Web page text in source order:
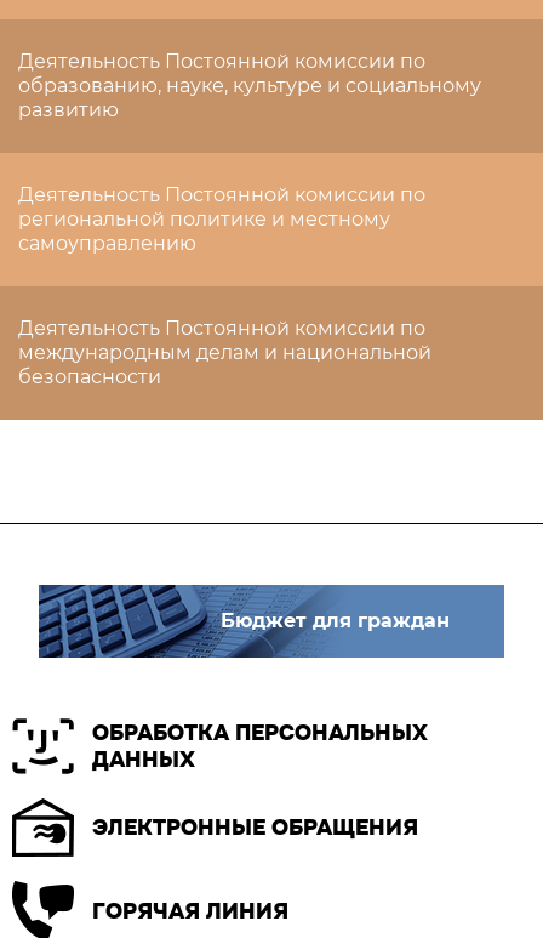
Деятельность Постоянной комиссии по
образованию, науке, культуре и социальному
развитию
Деятельность Постоянной комиссии по
региональной политике и местному
самоуправлению
Деятельность Постоянной комиссии по
международным делам и национальной
безопасности
Бюджет для граждан
ОБРАБОТКА ПЕРСОНАЛЬНЫХ
ДАННЫХ
ЭЛЕКТРОННЫЕ ОБРАЩЕНИЯ
ГОРЯЧАЯ ЛИНИЯ